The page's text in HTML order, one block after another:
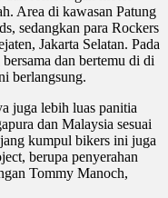
Area di kawasan Patung
sedangkan para Rockers
Jakarta Selatan. Pada
dan bertemu di di
berlangsung.
juga lebih luas panitia
dan Malaysia sesuai
kumpul bikers ini juga
berupa penyerahan
Tommy Manoch,